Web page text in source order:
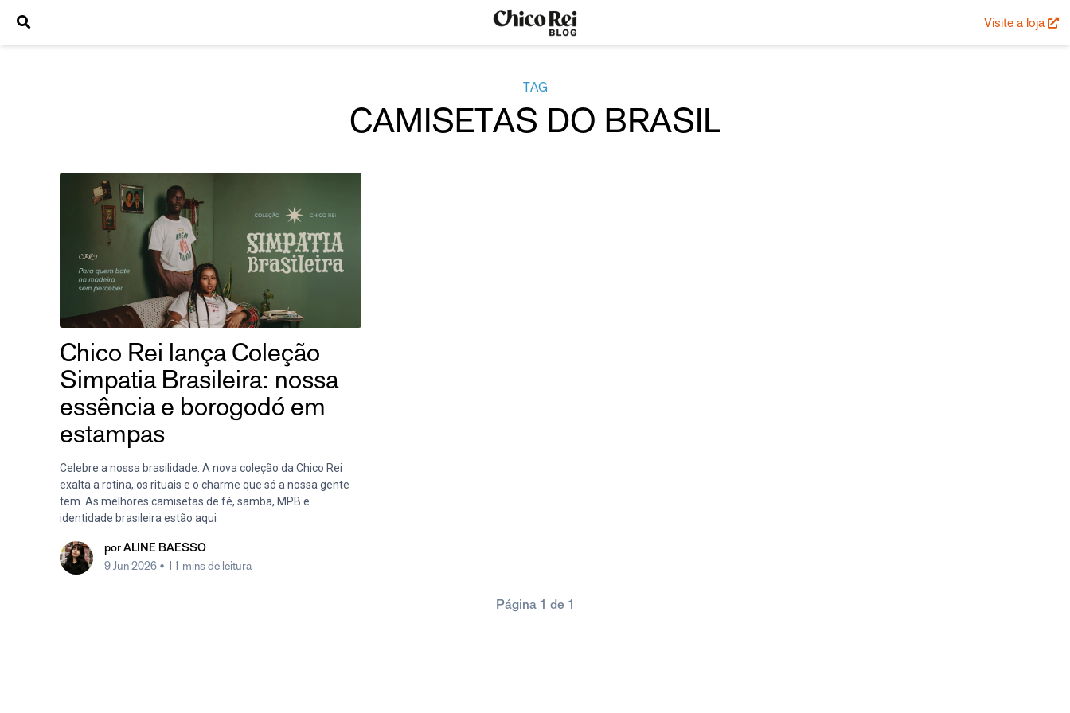
Visite a loja
TAG
CAMISETAS DO BRASIL
Chico Rei lança Coleção
Simpatia Brasileira: nossa
essência e borogodó em
estampas
Celebre a nossa brasilidade. A nova coleção da Chico Rei
exalta a rotina, os rituais e o charme que só a nossa gente
tem. As melhores camisetas de fé, samba, MPB e
identidade brasileira estão aqui
por ALINE BAESSO
9 Jun 2026 • 11 mins de leitura
Página 1 de 1